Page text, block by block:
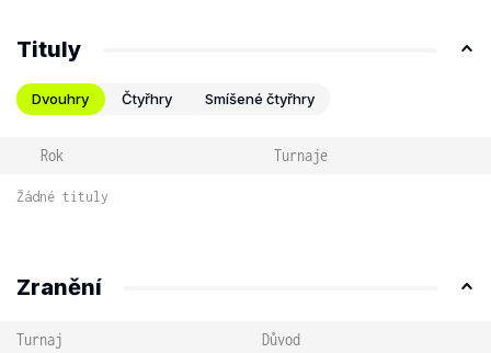
Tituly
Dvouhry Čtyřhry Smíšené čtyřhry
Rok Turnaje
Žádné tituly
Zranění
Turnaj
Důvod